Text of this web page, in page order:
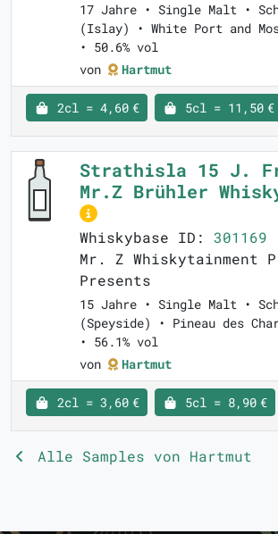
17 Jahre • Single Malt •
(Islay) • White Port and
• 50.6% vol
von
Hartmut
2cl = 4,60 € 5cl = 11,50 €
Strathisla 15 J.
Mr.Z Brühler
Whiskybase ID: 301169
Mr. Z Whiskytainment
Presents
15 Jahre • Single Malt •
(Speyside) • Pineau des
• 56.1% vol
von
Hartmut
2cl = 3,60 € 5cl = 8,90 €
Alle Samples von Hartmut